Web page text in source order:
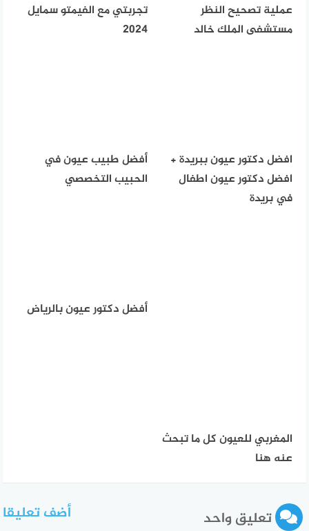
عملية تصحيح النظر
مستشفى الملك خالد
تجربتي مع الفيمتو سمايل
2024
افضل دكتور عيون ببريدة +
افضل دكتور عيون اطفال
في بريدة
أفضل طبيب عيون في
الحبيب التخصصي
أفضل دكتور عيون بالرياض
المغربي للعيون كل ما تبحث
عنه هنا
تعليق واحد أضف تعليقا